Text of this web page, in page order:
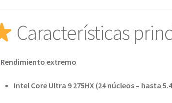
Características
Rendimiento extremo
Intel Core Ultra 9 275HX (24 núcleos – hasta